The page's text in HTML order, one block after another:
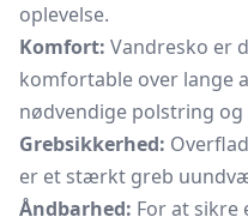
oplevelse.
Komfort: Vandresko er
komfortable over lange
nødvendige polstring
Grebsikkerhed:
er et stærkt greb
Åndbarhed: For at sikre